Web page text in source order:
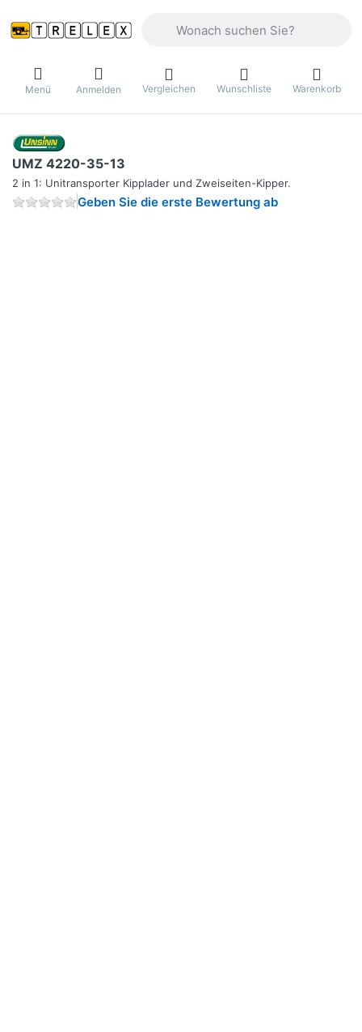
Menü Anmelden Vergleichen Wunschliste Warenkorb
UMZ 4220-35-13
2 in 1: Unitransporter Kipplader und Zweiseiten-Kipper.
Geben Sie die erste Bewertung ab